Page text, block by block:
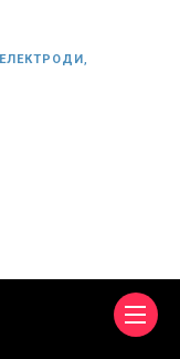
ЕЛЕКТРОДИ,